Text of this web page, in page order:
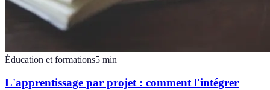
Éducation et formations5 min
L'apprentissage par projet : comment l'intégrer